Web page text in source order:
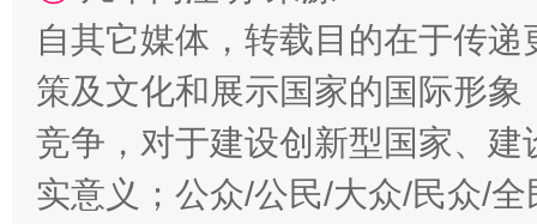
扯下公款旅游的“隐身衣” 如何以
自其它媒体，转载目的在于传
策及文化和展示国家的国际形
竞争，对于建设创新型国家、
实意义；公众/公民/大众/民众/